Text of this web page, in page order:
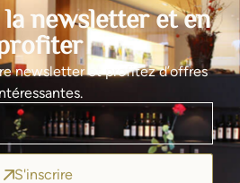
newsletter et en
newsletter et profitez d’offres
S'inscrire